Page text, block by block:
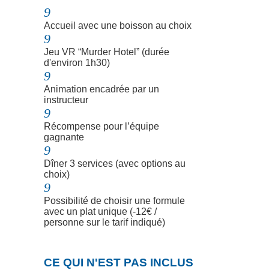
9
Accueil avec une boisson au choix
9
Jeu VR “Murder Hotel” (durée
d'environ 1h30)
9
Animation encadrée par un
instructeur
9
Récompense pour l’équipe
gagnante
9
Dîner 3 services (avec options au
choix)
9
Possibilité de choisir une formule
avec un plat unique (-12€ /
personne sur le tarif indiqué)
CE QUI N'EST PAS INCLUS